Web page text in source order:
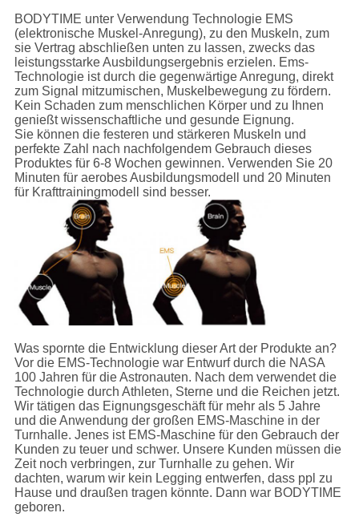
BODYTIME unter Verwendung Technologie EMS
(elektronische Muskel-Anregung), zu den Muskeln, zum
sie Vertrag abschließen unten zu lassen, zwecks das
leistungsstarke Ausbildungsergebnis erzielen. Ems-
Technologie ist durch die gegenwärtige Anregung, direkt
zum Signal mitzumischen, Muskelbewegung zu fördern.
Kein Schaden zum menschlichen Körper und zu Ihnen
genießt wissenschaftliche und gesunde Eignung.
Sie können die festeren und stärkeren Muskeln und
perfekte Zahl nach nachfolgendem Gebrauch dieses
Produktes für 6-8 Wochen gewinnen. Verwenden Sie 20
Minuten für aerobes Ausbildungsmodell und 20 Minuten
für Krafttrainingmodell sind besser.
Was spornte die Entwicklung dieser Art der Produkte an?
Vor die EMS-Technologie war Entwurf durch die NASA
100 Jahren für die Astronauten. Nach dem verwendet die
Technologie durch Athleten, Sterne und die Reichen jetzt.
Wir tätigen das Eignungsgeschäft für mehr als 5 Jahre
und die Anwendung der großen EMS-Maschine in der
Turnhalle. Jenes ist EMS-Maschine für den Gebrauch der
Kunden zu teuer und schwer. Unsere Kunden müssen die
Zeit noch verbringen, zur Turnhalle zu gehen. Wir
dachten, warum wir kein Legging entwerfen, dass ppl zu
Hause und draußen tragen könnte. Dann war BODYTIME
geboren.